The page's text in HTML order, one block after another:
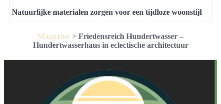
Natuurlijke materialen zorgen voor een tijdloze woonstijl
Magazine > Friedensreich Hundertwasser –
Hundertwasserhaus in eclectische architectuur